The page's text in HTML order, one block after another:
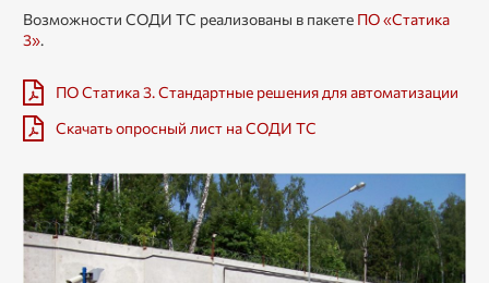
Возможности СОДИ ТС реализованы в пакете ПО «Статика
3».
ПО Статика 3. Стандартные решения для автоматизации
Скачать опросный лист на СОДИ ТС